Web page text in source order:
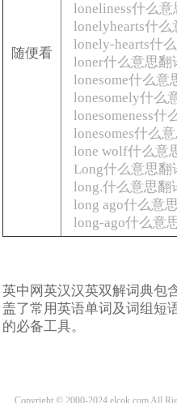
随便看
loneliness什么意
lonelyhearts什么
lonely-hearts什
loner什么意思翻
lonesome什么意
lonesomely什么
lonesomeness什
lonesomes什么
lone wolf什么意
Long什么意思翻
long.什么意思翻
long ago什么意
long-ago什么意
英中网英汉汉英双解词典包
盖了常用英语单词及词组短
的必备工具。
Copyright © 2000-2024 elcok.com All